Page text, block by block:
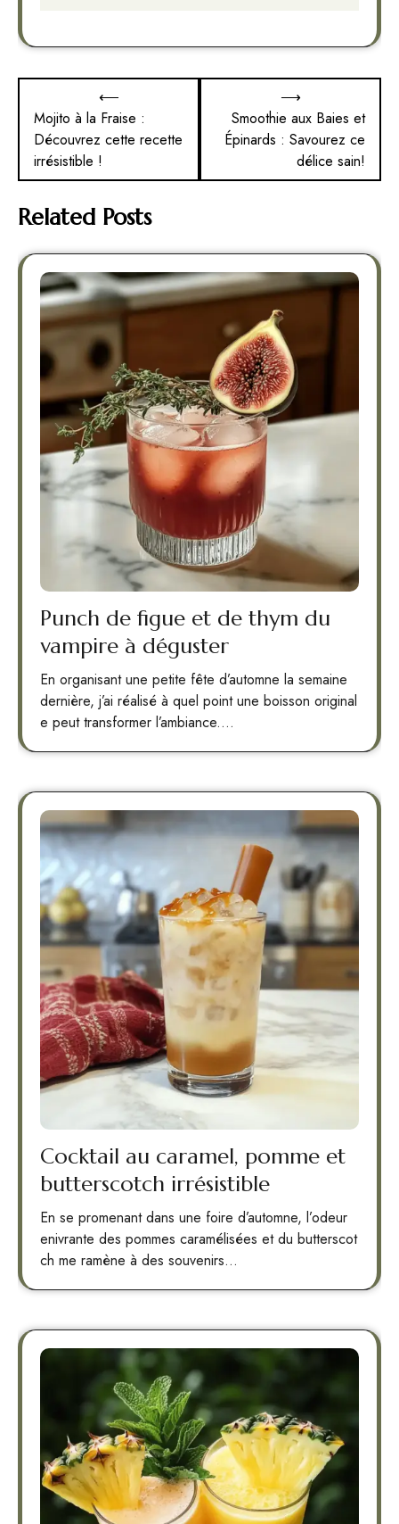
Navigation
de
l’article
⟵
Mojito à la Fraise :
Découvrez cette recette
irrésistible !
Smoothie aux Baies et
Épinards : Savourez ce
délice sain!
⟶
Related Posts
Punch de figue et de thym du
vampire à déguster
En organisant une petite fête d’automne la semaine
dernière, j’ai réalisé à quel point une boisson original
e peut transformer l’ambiance.…
Cocktail au caramel, pomme et
butterscotch irrésistible
En se promenant dans une foire d’automne, l’odeur
enivrante des pommes caramélisées et du butterscot
ch me ramène à des souvenirs…